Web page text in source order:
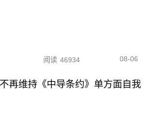
阅读 46934 08-06
再维持《中导条约》单方面自我